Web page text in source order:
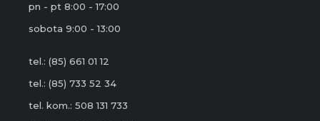
pn - pt 8:00 - 17:00
sobota 9:00 - 13:00
tel.: (85) 661 01 12
tel.: (85) 733 52 34
tel. kom.: 508 131 733